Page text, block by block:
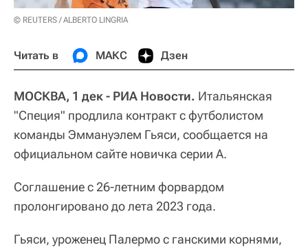
© REUTERS / ALBERTO LINGRIA
Читать в МАКС Дзен
МОСКВА, 1 дек - РИА Новости. Итальянская
"Специя" продлила контракт с футболистом
команды Эммануэлем Гьяси, сообщается на
официальном сайте новичка серии А.
Соглашение с 26-летним форвардом
пролонгировано до лета 2023 года.
Гьяси, уроженец Палермо с ганскими корнями,